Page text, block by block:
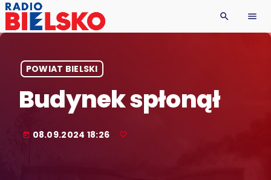
search menu
POWIAT BIELSKI
Budynek spłonął
today 08.09.2024 18:26